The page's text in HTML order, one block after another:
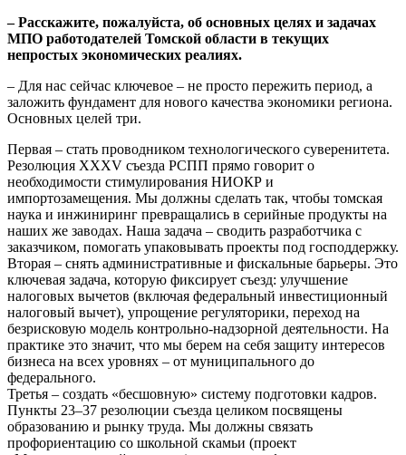
– Расскажите, пожалуйста, об основных целях и задачах
МПО работодателей Томской области в текущих
непростых экономических реалиях.
– Для нас сейчас ключевое – не просто пережить период, а
заложить фундамент для нового качества экономики региона.
Основных целей три.
Первая – стать проводником технологического суверенитета.
Резолюция XXXV съезда РСПП прямо говорит о
необходимости стимулирования НИОКР и
импортозамещения. Мы должны сделать так, чтобы томская
наука и инжиниринг превращались в серийные продукты на
наших же заводах. Наша задача – сводить разработчика с
заказчиком, помогать упаковывать проекты под господдержку.
Вторая – снять административные и фискальные барьеры. Это
ключевая задача, которую фиксирует съезд: улучшение
налоговых вычетов (включая федеральный инвестиционный
налоговый вычет), упрощение регуляторики, переход на
безрисковую модель контрольно-надзорной деятельности. На
практике это значит, что мы берем на себя защиту интересов
бизнеса на всех уровнях – от муниципального до
федерального.
Третья – создать «бесшовную» систему подготовки кадров.
Пункты 23–37 резолюции съезда целиком посвящены
образованию и рынку труда. Мы должны связать
профориентацию со школьной скамьи (проект